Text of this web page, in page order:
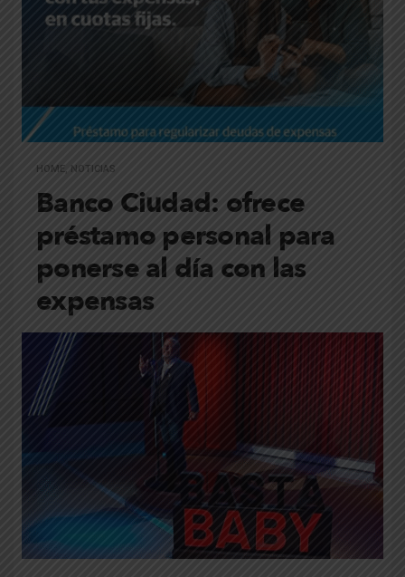
HOME NOTICIAS
Banco Ciudad: ofrece
préstamo personal para
ponerse al día con las
expensas